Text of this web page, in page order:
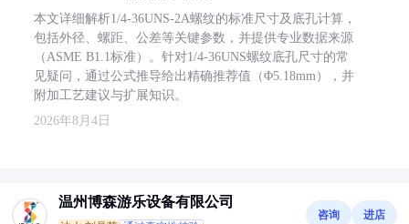
本文详细解析1/4-36UNS-2A螺纹的标准尺寸及底孔计算，
包括外径、螺距、公差等关键参数，并提供专业数据来源
（ASME B1.1标准）。针对1/4-36UNS螺纹底孔尺寸的常
见疑问，通过公式推导给出精确推荐值（Φ5.18mm），并
附加工艺建议与扩展知识。
2026年8月4日
温州博森游乐设备有限公司
咨询 进店